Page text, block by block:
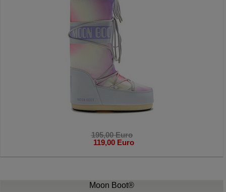
195,00 Euro
119,00 Euro
Moon Boot®